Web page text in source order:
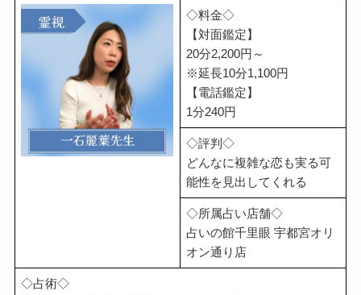
◇料金◇
【対面鑑定】
20分2,200円～
※延長10分1,100円
【電話鑑定】
1分240円
◇評判◇
どんなに複雑な恋も実る可
能性を見出してくれる
◇所属占い店舗◇
占いの館千里眼 宇都宮オリ
オン通り店
◇占術◇